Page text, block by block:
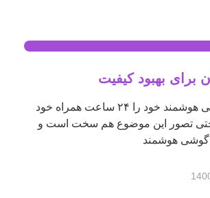
تصور کنید گوشی هوشمند خود را ۲۴ ساعت همراه خود
حتی تصور این موضوع هم سخت است و
گوشی هوشمند